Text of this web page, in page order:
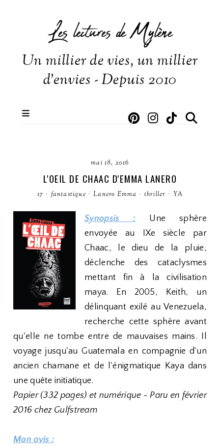
Les lectures de Mylène
Un millier de vies, un millier
d'envies - Depuis 2010
mai 18, 2016
L'OEIL DE CHAAC D'EMMA LANERO
17 · fantastique · Lanero Emma · thriller · YA
Synopsis : Une sphère
envoyée au IXe siècle par
Chaac, le dieu de la pluie,
déclenche des cataclysmes
mettant fin à la civilisation
maya. En 2005, Keith, un
délinquant exilé au Venezuela,
recherche cette sphère avant
qu'elle ne tombe entre de mauvaises mains. Il
voyage jusqu'au Guatemala en compagnie d'un
ancien chamane et de l'énigmatique Kaya dans
une quête initiatique.
Papier (332 pages) et numérique - Paru en février
2016 chez Gulfstream
Mon avis :